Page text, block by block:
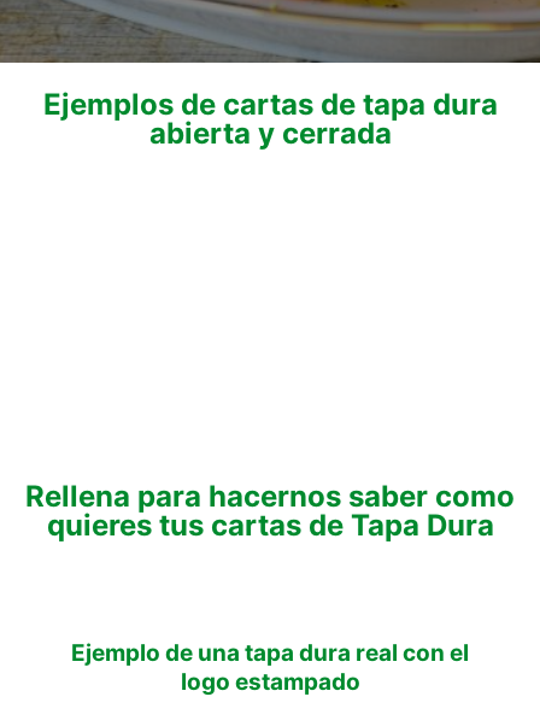
Ejemplos de cartas de tapa dura
abierta y cerrada
Rellena para hacernos saber como
quieres tus cartas de Tapa Dura
Ejemplo de una tapa dura real con el
logo estampado